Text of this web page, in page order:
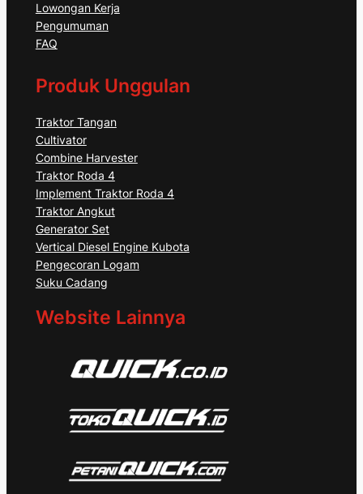
Lowongan Kerja
Pengumuman
FAQ
Produk Unggulan
Traktor Tangan
Cultivator
Combine Harvester
Traktor Roda 4
Implement Traktor Roda 4
Traktor Angkut
Generator Set
Vertical Diesel Engine Kubota
Pengecoran Logam
Suku Cadang
Website Lainnya